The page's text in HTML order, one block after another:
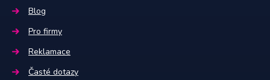
Blog
Pro firmy
Reklamace
Časté dotazy